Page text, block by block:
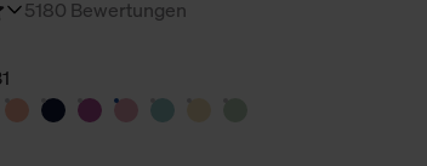
5180 Bewertungen